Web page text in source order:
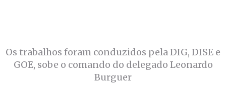
Os trabalhos foram conduzidos pela DIG, DISE e
GOE, sobe o comando do delegado Leonardo
Burguer